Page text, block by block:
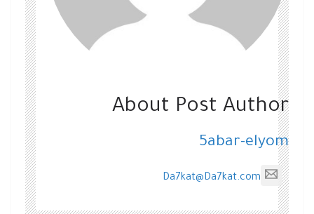
About Post Author
5abar-elyom
Da7kat@Da7kat.com